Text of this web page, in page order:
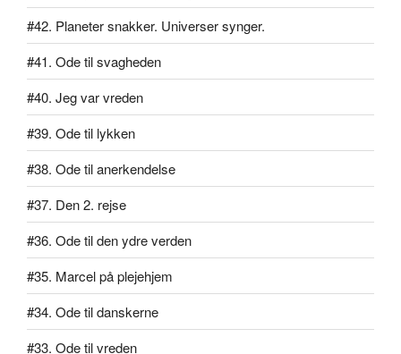
#42. Planeter snakker. Universer synger.
#41. Ode til svagheden
#40. Jeg var vreden
#39. Ode til lykken
#38. Ode til anerkendelse
#37. Den 2. rejse
#36. Ode til den ydre verden
#35. Marcel på plejehjem
#34. Ode til danskerne
#33. Ode til vreden